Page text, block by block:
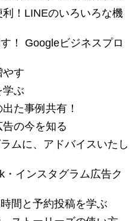
！LINEのいろいろな機
！ Googleビジネスプロ
す
ぶ
た事例共有！
告の今を知る
ムに、アドバイスいたし
・インスタグラム広告ク
間と予約投稿を学ぶ